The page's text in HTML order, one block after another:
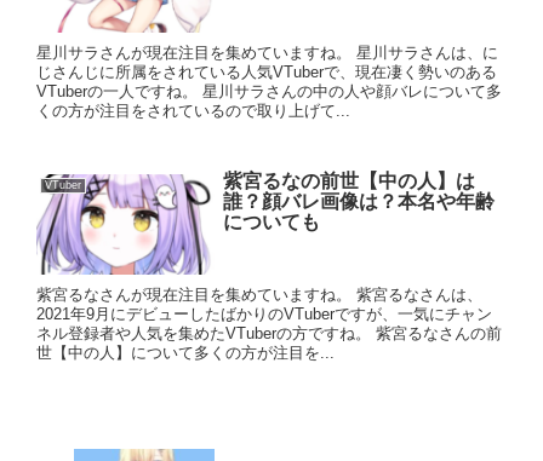
星川サラさんが現在注目を集めていますね。 星川サラさんは、に
じさんじに所属をされている人気VTuberで、現在凄く勢いのある
VTuberの一人ですね。 星川サラさんの中の人や顔バレについて多
くの方が注目をされているので取り上げて...
VTuber
紫宮るなの前世【中の人】は
誰？顔バレ画像は？本名や年齢
についても
紫宮るなさんが現在注目を集めていますね。 紫宮るなさんは、
2021年9月にデビューしたばかりのVTuberですが、一気にチャン
ネル登録者や人気を集めたVTuberの方ですね。 紫宮るなさんの前
世【中の人】について多くの方が注目を...